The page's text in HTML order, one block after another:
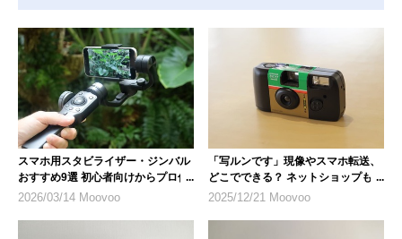
スマホ用スタビライザー・ジンバル
おすすめ9選 初心者向けからプロ仕
様まで
2026/03/14 Moovoo
「写ルンです」現像やスマホ転送、
どこでできる？ ネットショップも便
利
2025/12/21 Moovoo